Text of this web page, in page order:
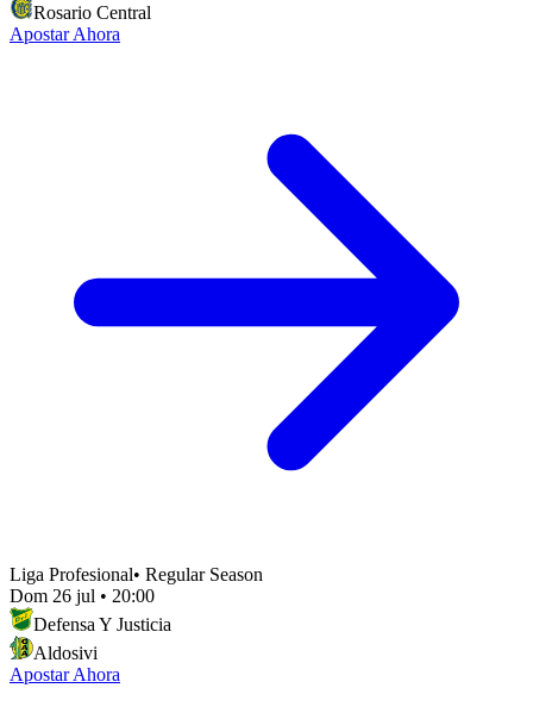
Rosario Central
Apostar Ahora
Liga Profesional• Regular Season
Dom 26 jul • 20:00
Defensa Y Justicia
Aldosivi
Apostar Ahora